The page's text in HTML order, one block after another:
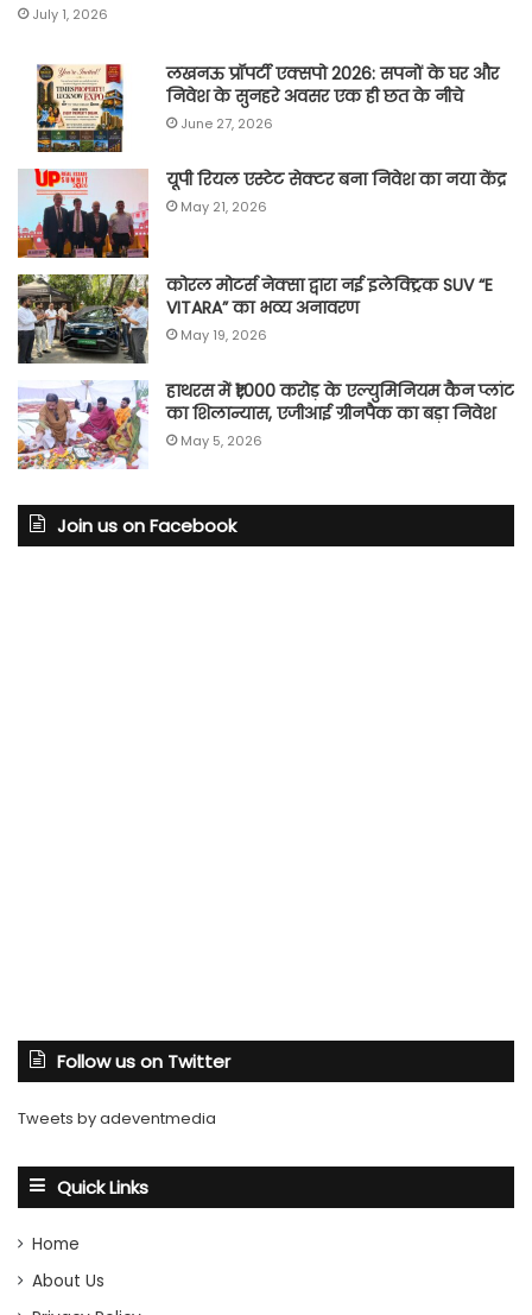
July 1, 2026
लखनऊ प्रॉपर्टी एक्सपो 2026: सपनों के घर और
निवेश के सुनहरे अवसर एक ही छत के नीचे
June 27, 2026
यूपी रियल एस्टेट सेक्टर बना निवेश का नया केंद्र
May 21, 2026
कोरल मोटर्स नेक्सा द्वारा नई इलेक्ट्रिक SUV “E
VITARA” का भव्य अनावरण
May 19, 2026
हाथरस में ₹1,000 करोड़ के एल्युमिनियम कैन प्लांट
का शिलान्यास, एजीआई ग्रीनपैक का बड़ा निवेश
May 5, 2026
Join us on Facebook
Follow us on Twitter
Tweets by adeventmedia
Quick Links
Home
About Us